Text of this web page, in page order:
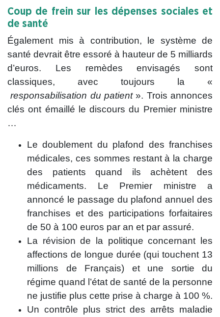
Coup de frein sur les dépenses sociales et
de santé
Également mis à contribution, le système de
santé devrait être essoré à hauteur de 5 milliards
d’euros. Les remèdes envisagés sont
classiques, avec toujours la «
responsabilisation du patient ». Trois annonces
clés ont émaillé le discours du Premier ministre
…
Le doublement du plafond des franchises
médicales, ces sommes restant à la charge
des patients quand ils achètent des
médicaments. Le Premier ministre a
annoncé le passage du plafond annuel des
franchises et des participations forfaitaires
de 50 à 100 euros par an et par assuré.
La révision de la politique concernant les
affections de longue durée (qui touchent 13
millions de Français) et une sortie du
régime quand l’état de santé de la personne
ne justifie plus cette prise à charge à 100 %.
Un contrôle plus strict des arrêts maladie